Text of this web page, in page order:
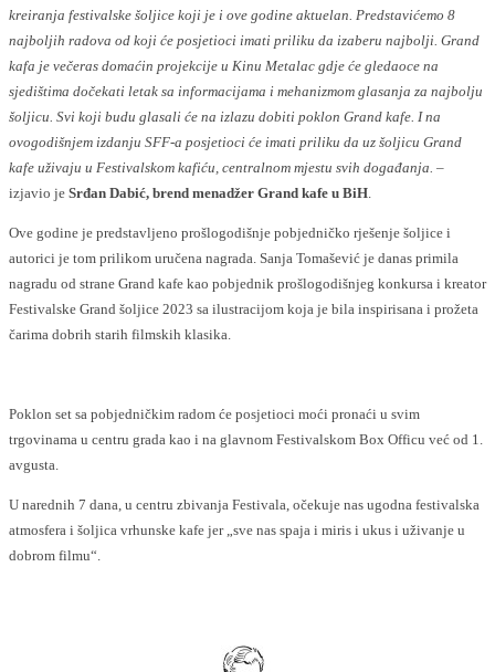
kreiranja festivalske šoljice koji je i ove godine aktuelan. Predstavićemo 8
najboljih radova od koji će posjetioci imati priliku da izaberu najbolji. Grand
kafa je večeras domaćin projekcije u Kinu Metalac gdje će gledaoce na
sjedištima dočekati letak sa informacijama i mehanizmom glasanja za najbolju
šoljicu. Svi koji budu glasali će na izlazu dobiti poklon Grand kafe. I na
ovogodišnjem izdanju SFF-a posjetioci će imati priliku da uz šoljicu Grand
kafe uživaju u Festivalskom kafiću, centralnom mjestu svih događanja. –
izjavio je Srđan Dabić, brend menadžer Grand kafe u BiH.
Ove godine je predstavljeno prošlogodišnje pobjedničko rješenje šoljice i
autorici je tom prilikom uručena nagrada. Sanja Tomašević je danas primila
nagradu od strane Grand kafe kao pobjednik prošlogodišnjeg konkursa i kreator
Festivalske Grand šoljice 2023 sa ilustracijom koja je bila inspirisana i prožeta
čarima dobrih starih filmskih klasika.
Poklon set sa pobjedničkim radom će posjetioci moći pronaći u svim
trgovinama u centru grada kao i na glavnom Festivalskom Box Officu već od 1.
avgusta.
U narednih 7 dana, u centru zbivanja Festivala, očekuje nas ugodna festivalska
atmosfera i šoljica vrhunske kafe jer „sve nas spaja i miris i ukus i uživanje u
dobrom filmu“.